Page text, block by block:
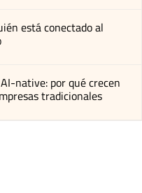
está conectado al
native: por qué crecen
tradicionales